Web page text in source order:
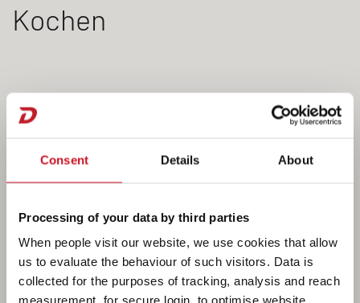
Consent Details About
Processing of your data by third parties
When people visit our website, we use cookies that allow
us to evaluate the behaviour of such visitors. Data is
collected for the purposes of tracking, analysis and reach
measurement, for secure login, to optimise website
Kochen